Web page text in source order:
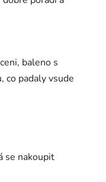
baleno s
co padaly vsude
se nakoupit